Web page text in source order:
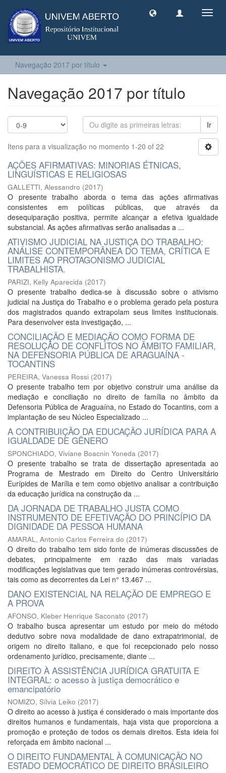
Navegação 2017 por título
Navegação 2017 por título
Ir
Itens para a visualização no momento 1-20 of 22
AÇÕES AFIRMATIVAS: MINORIAS ÉTNICAS,
LINGUÍSTICAS E RELIGIOSAS
GALLETTI, Alessandro (2017)
O presente trabalho aborda o tema das ações afirmativas
consistentes em políticas públicas, que através da
desequiparação positiva, permite alcançar a efetiva igualdade
substancial. As ações afirmativas serão analisadas a ...
ATIVISMO JUDICIAL NA JUSTIÇA DO TRABALHO:
ANÁLISE CONTEMPORÂNEA DO TEMA, CRÍTICA E
LIMITES AO PROTAGONISMO JUDICIAL
TRABALHISTA.
PARIZI, Kelly Aparecida (2017)
O presente trabalho dedica-se à discussão sobre o ativismo
judicial na Justiça do Trabalho e o problema gerado pela postura
dos magistrados quando extrapolam seus limites institucionais.
Para desenvolver esta investigação, ...
CONCILIAÇÃO E MEDIAÇÃO COMO FORMA DE
RESOLUÇÃO DE CONFLITOS NO ÂMBITO FAMILIAR,
NA DEFENSORIA PÚBLICA DE ARAGUAÍNA -
TOCANTINS
PEREIRA, Vanessa Rossi (2017)
O presente trabalho tem por objetivo construir uma análise da
mediação e conciliação no direito de família no âmbito da
Defensoria Pública de Araguaína, no Estado do Tocantins, com a
implantação de seu Núcleo Especializado ...
A CONTRIBUIÇÃO DA EDUCAÇÃO JURÍDICA PARA A
IGUALDADE DE GÊNERO
SPONCHIADO, Viviane Boacnin Yoneda (2017)
O presente trabalho se trata de dissertação apresentada ao
Programa de Mestrado em Direito do Centro Universitário
Eurípides de Marília e tem como objetivo analisar a contribuição
da educação jurídica na construção da ...
DA JORNADA DE TRABALHO JUSTA COMO
INSTRUMENTO DE EFETIVAÇÃO DO PRINCÍPIO DA
DIGNIDADE DA PESSOA HUMANA
AMARAL, Antonio Carlos Ferreira do (2017)
O direito do trabalho tem sido fonte de inúmeras discussões de
debates, principalmente em razão das mais variadas
modificações legislativas que tem gerado inúmeras controvérsias,
tais como as decorrentes da Lei n° 13.467 ...
DANO EXISTENCIAL NA RELAÇÃO DE EMPREGO E
A PROVA
AFONSO, Kleber Henrique Saconato (2017)
O trabalho busca apresentar um estudo por meio do método
dedutivo sobre nova modalidade de dano extrapatrimonial, de
origem no direito italiano, e que foi recepcionado pelo nosso
ordenamento jurídico, precisamente, diante ...
DIREITO À ASSISTÊNCIA JURÍDICA GRATUITA E
INTEGRAL: o acesso à justiça democrático e
emancipatório
NOMIZO, Sílvia Leiko (2017)
O direito ao acesso à justiça é considerado o mais importante dos
direitos humanos e fundamentais, haja vista que proporciona a
promoção e proteção de todos os demais direitos. Esta ideia foi
reforçada em âmbito nacional ...
O DIREITO FUNDAMENTAL À COMUNICAÇÃO NO
ESTADO DEMOCRÁTICO DE DIREITO BRASILEIRO